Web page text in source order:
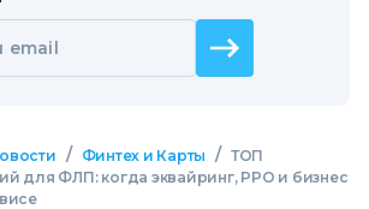
email
/ Финтех и Карты / ТОП
для ФЛП: когда эквайринг, РРО и бизнес